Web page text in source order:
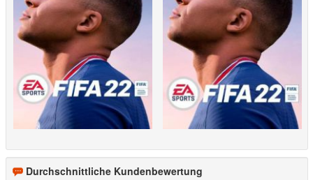
Durchschnittliche Kundenbewertung